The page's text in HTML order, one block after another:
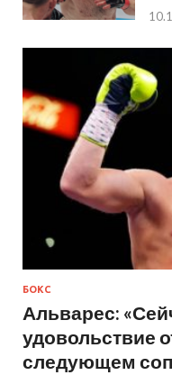
БОКС
Альварес:
удовольствие
следующем